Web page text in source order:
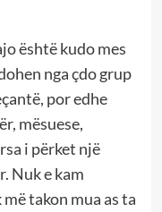
është kudo mes
nga çdo grup
por edhe
mësuese,
i përket një
Nuk e kam
takon mua as ta